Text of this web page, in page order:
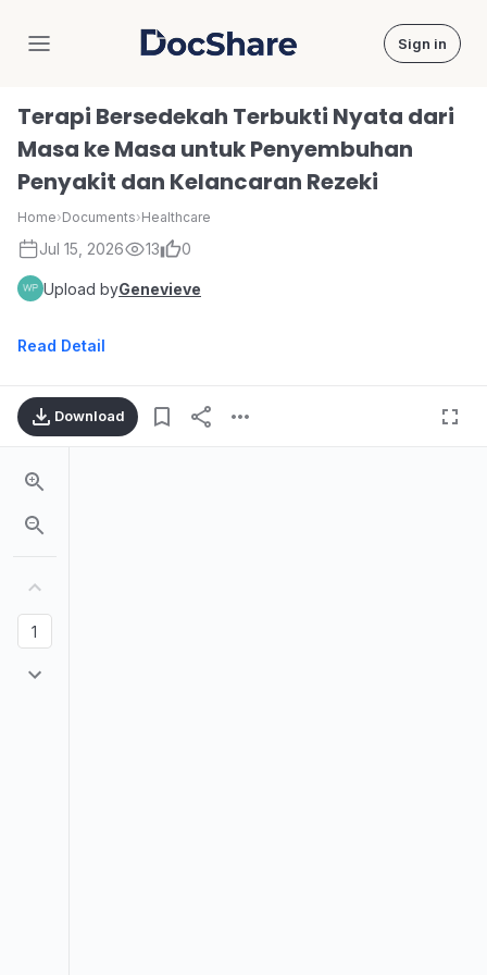
DocShare Sign in
Terapi Bersedekah Terbukti Nyata dari
Masa ke Masa untuk Penyembuhan
Penyakit dan Kelancaran Rezeki
Home›Documents›Healthcare
Jul 15, 2026 13 0
Upload byGenevieve
Read Detail
Download